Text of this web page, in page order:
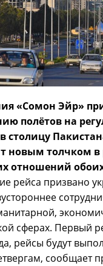
«Сомон Эйр»
полётов на
столицу
новым толчком в
отношений
рейса призвано
сферах. Первый
рейсы будут
сообщает